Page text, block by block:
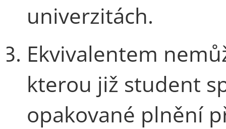
univerzitách.
Ekvivalentem
kterou již student
opakované plnění